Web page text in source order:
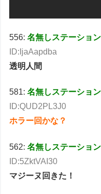
556:名無しステーション
ID:IjaAapdba
透明人間
581:名無しステーショ
ID:QUD2PL3J0
ホラー回かな？
562:名無しステーション
ID:5ZktVAI30
マジーヌ回きた！